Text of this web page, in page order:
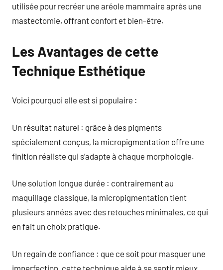
utilisée pour recréer une aréole mammaire après une
mastectomie, offrant confort et bien-être.
Les Avantages de cette
Technique Esthétique
Voici pourquoi elle est si populaire :
Un résultat naturel : grâce à des pigments
spécialement conçus, la micropigmentation offre une
finition réaliste qui s’adapte à chaque morphologie.
Une solution longue durée : contrairement au
maquillage classique, la micropigmentation tient
plusieurs années avec des retouches minimales, ce qui
en fait un choix pratique.
Un regain de confiance : que ce soit pour masquer une
imperfection, cette technique aide à se sentir mieux